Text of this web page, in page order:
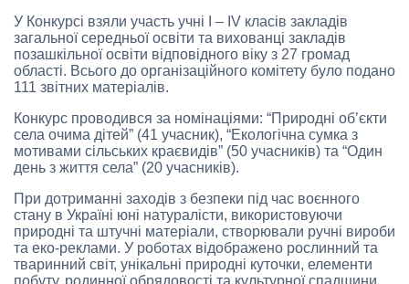
У Конкурсі взяли участь учні І – IV класів закладів
загальної середньої освіти та вихованці закладів
позашкільної освіти відповідного віку з 27 громад
області. Всього до організаційного комітету було подано
111 звітних матеріалів.
Конкурс проводився за номінаціями: “Природні об’єкти
села очима дітей” (41 учасник), “Екологічна сумка з
мотивами сільських краєвидів” (50 учасників) та “Один
день з життя села” (20 учасників).
При дотриманні заходів з безпеки під час воєнного
стану в Україні юні натуралісти, використовуючи
природні та штучні матеріали, створювали ручні вироби
та еко-реклами. У роботах відображено рослинний та
тваринний світ, унікальні природні куточки, елементи